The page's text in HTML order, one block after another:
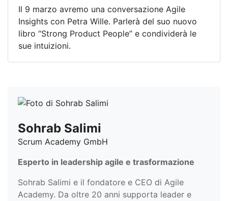
Il 9 marzo avremo una conversazione Agile
Insights con Petra Wille. Parlerà del suo nuovo
libro “Strong Product People” e condividerà le
sue intuizioni.
Sohrab Salimi
Scrum Academy GmbH
Esperto in leadership agile e trasformazione
Sohrab Salimi e il fondatore e CEO di Agile
Academy. Da oltre 20 anni supporta leader e